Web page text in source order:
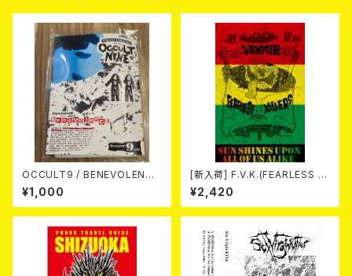
OCCULT9 / BENEVOLENCE
(LTD.150) カセット
¥1,000
[新入荷] F.V.K.(FEARLESS V
AMPIER KILLERS) / SUN SH
INES UPON ALL OF US ALI
KE (CASSETTE)
¥2,420